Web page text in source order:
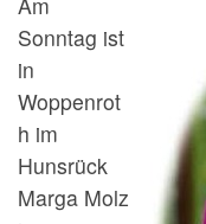
Sonntag ist
in
Woppenrot
h im
Hunsrück
Marga Molz